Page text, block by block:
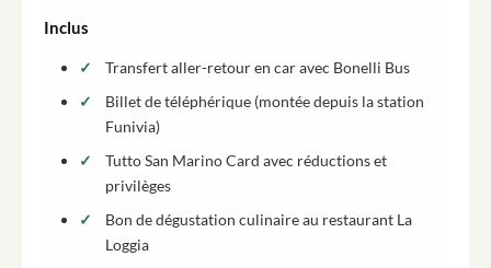
Inclus
Transfert aller-retour en car avec Bonelli Bus
Billet de téléphérique (montée depuis la station
Funivia)
Tutto San Marino Card avec réductions et
privilèges
Bon de dégustation culinaire au restaurant La
Loggia